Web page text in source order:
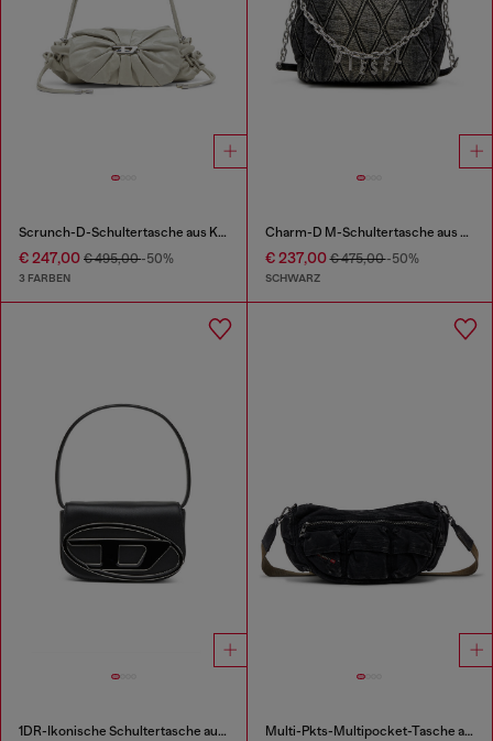
Scrunch-D-Schultertasche aus Knitter-Leder
€ 247,00 € 495,00-50%
3 FARBEN
Charm-D M-Schultertasche aus Steppdenim
€ 237,00€ 475,00-50%
SCHWARZ
1DR-Ikonische Schultertasche aus Nappa-Leder Multi-Pkts-Multipocket-Tasche aus gewaschenem Denim